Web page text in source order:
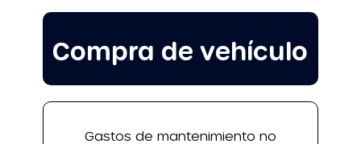
Compra de vehículo
Gastos de mantenimiento no